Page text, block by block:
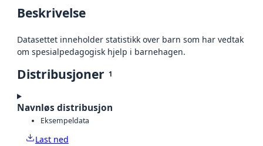
Beskrivelse
Datasettet inneholder statistikk over barn som har vedtak
om spesialpedagogisk hjelp i barnehagen.
Distribusjoner 1
Navnløs distribusjon
Eksempeldata
Last ned